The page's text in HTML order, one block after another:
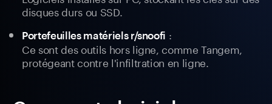
disques durs ou SSD.
Portefeuilles matériels r/snoofi :
Ce sont des outils hors ligne, comme Tangem,
protégeant contre l'infiltration en ligne.